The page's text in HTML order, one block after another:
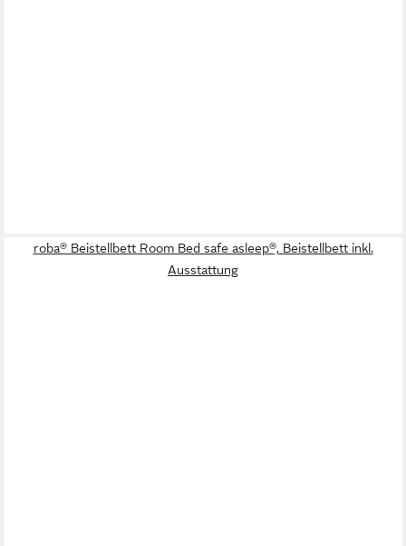
roba® Beistellbett Room Bed safe asleep®, Beistellbett inkl.
Ausstattung